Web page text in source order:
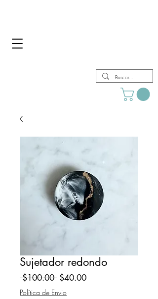
Sujetador redondo
$100.00 Precio
$40.00Precio
Política de Envio